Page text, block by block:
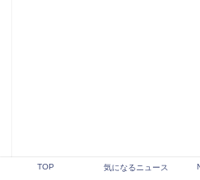
TOP 気になるニュース